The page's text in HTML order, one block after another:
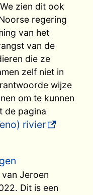
zien dit ook
regering
van het
van de
die ze
zelf niet in
wijze
om te kunnen
de pagina
rivier
Jeroen
Dit is een